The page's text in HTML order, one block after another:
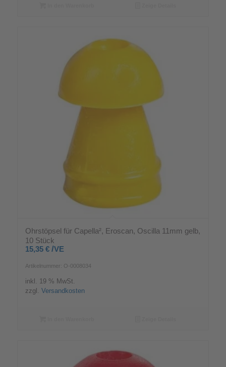
Ohrstöpsel für Capella², Eroscan, Oscilla 11mm gelb,
10 Stück
15,35 € /VE
Artikelnummer: O-0008034
inkl. 19 % MwSt.
zzgl. Versandkosten